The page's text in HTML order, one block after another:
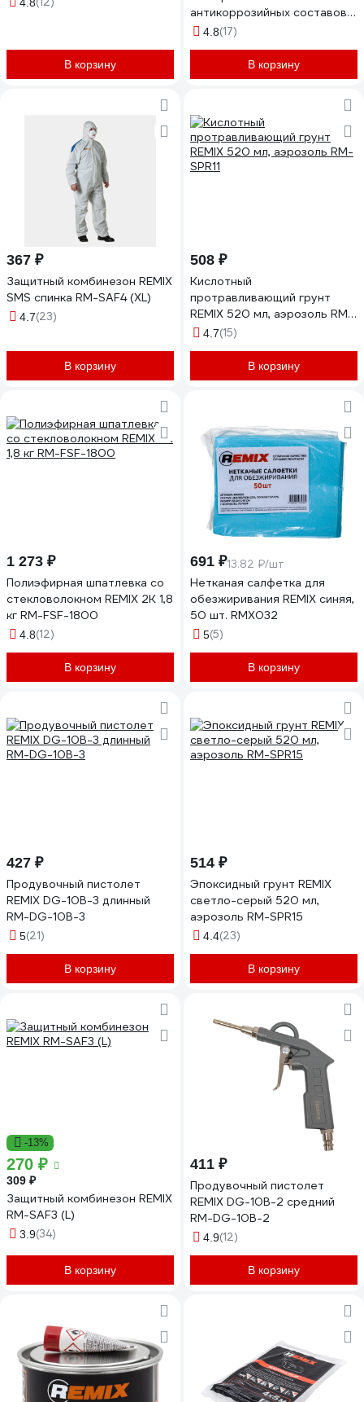
В корзину
антикоррозийных составов
REMIX 626 RM-626
4.8(17)
В корзину
367 ₽
Защитный комбинезон REMIX
SMS спинка RM-SAF4 (XL)
4.7(23)
В корзину
508 ₽
Кислотный
протравливающий грунт
REMIX 520 мл, аэрозоль RM-
SPR11
4.7(15)
В корзину
1 273 ₽
Полиэфирная шпатлевка со
стекловолокном REMIX 2К 1,8
кг RM-FSF-1800
4.8(12)
В корзину
691 ₽13.82 ₽/шт
Нетканая салфетка для
обезжиривания REMIX синяя,
50 шт. RMX032
5(5)
В корзину
427 ₽
Продувочный пистолет
REMIX DG-10B-3 длинный
RM-DG-10B-3
5(21)
В корзину
514 ₽
Эпоксидный грунт REMIX
светло-серый 520 мл,
аэрозоль RM-SPR15
4.4(23)
В корзину
-13%
270 ₽
309 ₽
Защитный комбинезон REMIX
RM-SAF3 (L)
3.9(34)
В корзину
411 ₽
Продувочный пистолет
REMIX DG-10B-2 средний
RM-DG-10B-2
4.9(12)
В корзину